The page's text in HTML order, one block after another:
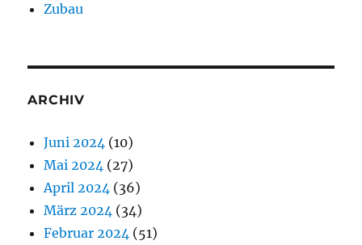
Zubau
ARCHIV
Juni 2024 (10)
Mai 2024 (27)
April 2024 (36)
März 2024 (34)
Februar 2024 (51)